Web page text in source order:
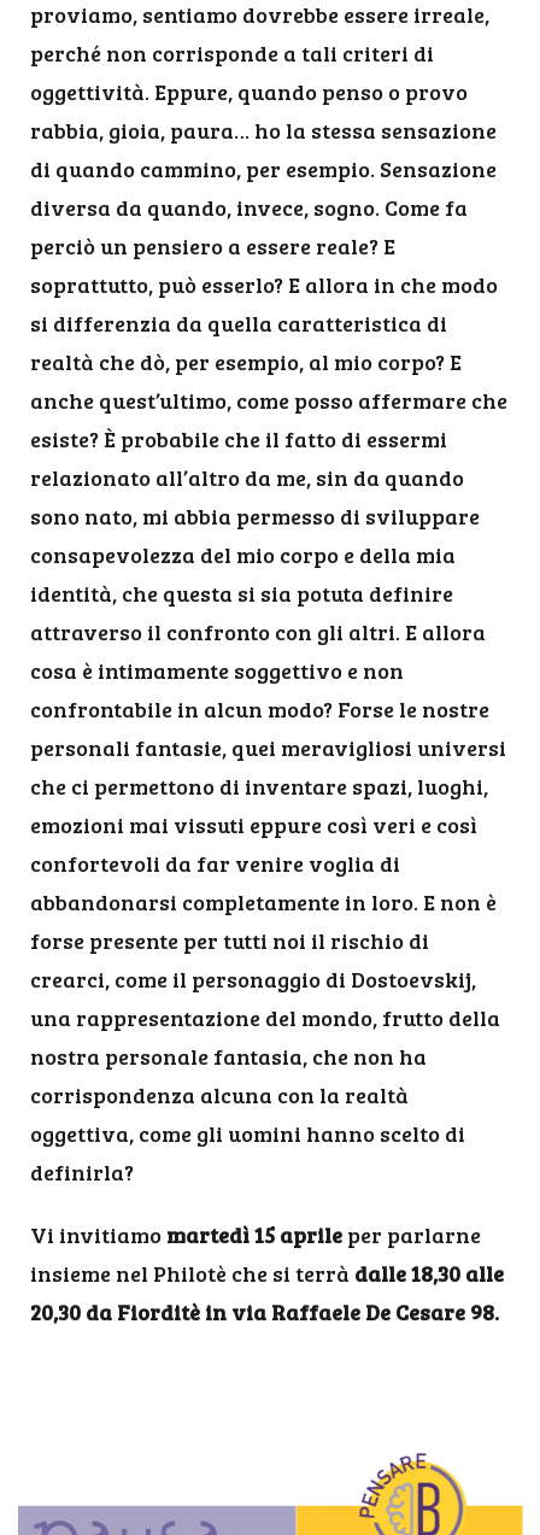
proviamo, sentiamo dovrebbe essere irreale,
perché non corrisponde a tali criteri di
oggettività. Eppure, quando penso o provo
rabbia, gioia, paura… ho la stessa sensazione
di quando cammino, per esempio. Sensazione
diversa da quando, invece, sogno. Come fa
perciò un pensiero a essere reale? E
soprattutto, può esserlo? E allora in che modo
si differenzia da quella caratteristica di
realtà che dò, per esempio, al mio corpo? E
anche quest’ultimo, come posso affermare che
esiste? È probabile che il fatto di essermi
relazionato all’altro da me, sin da quando
sono nato, mi abbia permesso di sviluppare
consapevolezza del mio corpo e della mia
identità, che questa si sia potuta definire
attraverso il confronto con gli altri. E allora
cosa è intimamente soggettivo e non
confrontabile in alcun modo? Forse le nostre
personali fantasie, quei meravigliosi universi
che ci permettono di inventare spazi, luoghi,
emozioni mai vissuti eppure così veri e così
confortevoli da far venire voglia di
abbandonarsi completamente in loro. E non è
forse presente per tutti noi il rischio di
crearci, come il personaggio di Dostoevskij,
una rappresentazione del mondo, frutto della
nostra personale fantasia, che non ha
corrispondenza alcuna con la realtà
oggettiva, come gli uomini hanno scelto di
definirla?
Vi invitiamo martedì 15 aprile per parlarne
insieme nel Philotè che si terrà dalle 18,30 alle
20,30 da Fiorditè in via Raffaele De Cesare 98.